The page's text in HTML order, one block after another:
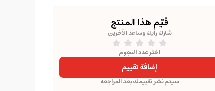
قيّم هذا المنتج
شارك رأيك وساعد الآخرين
اختر عدد النجوم
إضافة تقييم
سيتم نشر تقييمك بعد المراجعة